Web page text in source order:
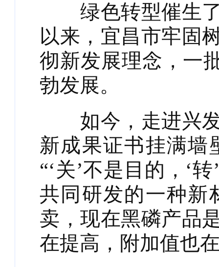
绿色转型催生了
以来，宜昌市牢固
彻新发展理念，一
勃发展。
如今，走进兴发
新成果证书挂满墙
“‘关’不是目的，‘
共同研发的一种新
卖，现在黑磷产品
在提高，附加值也